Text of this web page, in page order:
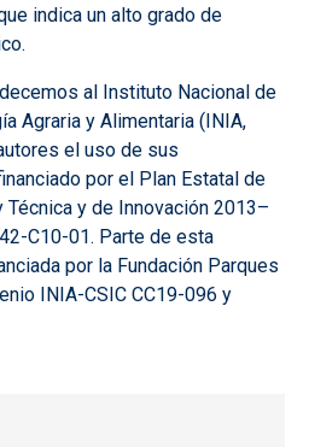
indica un alto grado de
al Instituto Nacional de
Agraria y Alimentaria (INIA,
el uso de sus
por el Plan Estatal de
Técnica y de Innovación 2013–
C10-01. Parte de esta
por la Fundación Parques
INIA-CSIC CC19-096 y